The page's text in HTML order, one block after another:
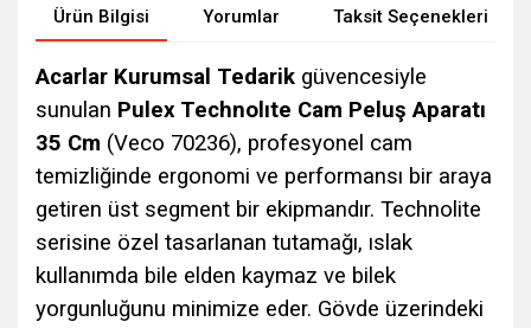
Ürün Bilgisi Yorumlar Taksit Seçenekleri
Acarlar Kurumsal Tedarik güvencesiyle
sunulan Pulex Technolıte Cam Peluş Aparatı
35 Cm (Veco 70236), profesyonel cam
temizliğinde ergonomi ve performansı bir araya
getiren üst segment bir ekipmandır. Technolite
serisine özel tasarlanan tutamağı, ıslak
kullanımda bile elden kaymaz ve bilek
yorgunluğunu minimize eder. Gövde üzerindeki